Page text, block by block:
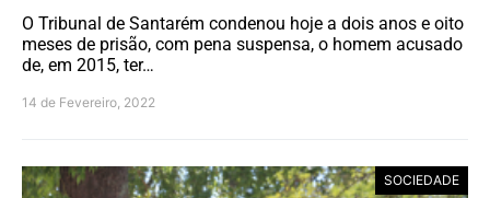
O Tribunal de Santarém condenou hoje a dois anos e oito
meses de prisão, com pena suspensa, o homem acusado
de, em 2015, ter…
14 de Fevereiro, 2022
SOCIEDADE